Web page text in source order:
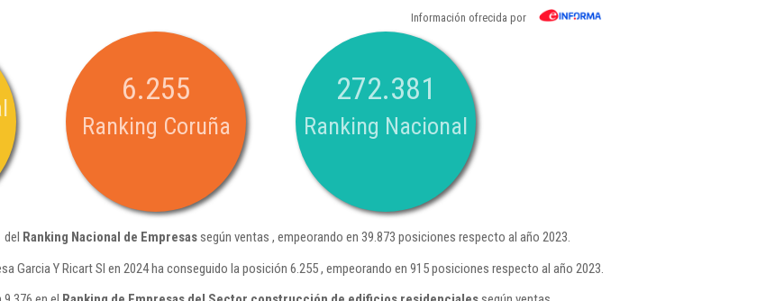
Información ofrecida por
6.255
Ranking Coruña
272.381
Ranking Nacional
del Ranking Nacional de Empresassegún ventas , empeorando en 39.873 posiciones respecto al año 2023.
Garcia Y Ricart Sl en 2024 ha conseguido la posición 6.255 , empeorando en 915 posiciones respecto al año 2023.